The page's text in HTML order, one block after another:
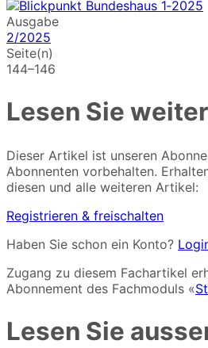
Ausgabe
2/2025
Seite(n)
144–146
Lesen Sie
Dieser Artikel ist unseren
Abonnenten vorbehalten.
diesen und alle weiteren Artikel:
Registrieren & freischalten
Haben Sie schon ein Konto?
Zugang zu diesem Fachartikel
Abonnement des Fachmoduls «
Lesen Sie